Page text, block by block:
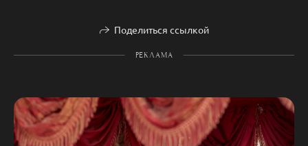
Поделиться ссылкой
РЕКЛАМА